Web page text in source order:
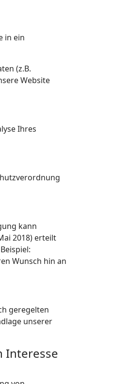
in ein
(z.B.
Website
Ihres
kann
2018) erteilt
Wunsch hin an
geregelten
unserer
Interesse